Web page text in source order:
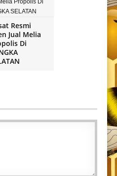
Resmi
Jual Melia
Di